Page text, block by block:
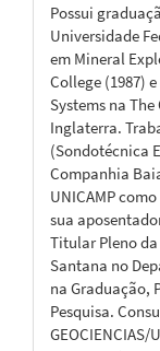
Possui
Universidade
em Mineral
College (1987)
Systems na
Inglaterra.
(Sondotécnica
Companhia
UNICAMP
sua
Titular Pleno
Santana no
na Graduação,
Pesquisa.
GEOCIENCIAS/